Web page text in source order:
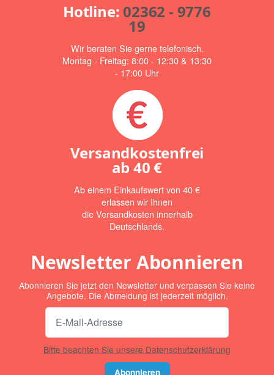
Hotline: 02362 - 9776
19
Wir beraten Sie gerne telefonisch.
Montag - Freitag: 8:00 - 12:30 & 13:30
- 17:00 Uhr
Versandkostenfrei
ab40 €
Ab einem Einkaufswert von 40 €
erlassen wir Ihnen
die Versandkosten innerhalb
Deutschlands.
Newsletter Abonnieren
Abonnieren Sie jetzt den Newsletter und verpassen Sie keine
Angebote. Die Abmeldung ist jederzeit möglich.
Bitte beachten Sie unsere Datenschutzerklärung
Abonnieren